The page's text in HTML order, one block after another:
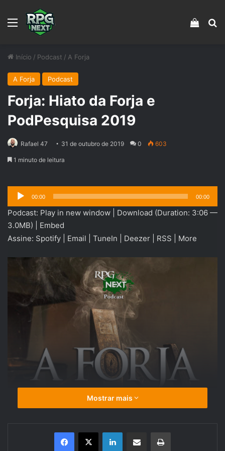
Menu Veja
Início / Podcast / A Forja
A Forja Podcast
Forja: Hiato da Forja e
PodPesquisa 2019
Rafael 47 31 de outubro de 2019 0 603
1 minuto de leitura
Tocador
de
áudio
00:00 00:00
Podcast: Play in new window Download (Duration: 3:06 —
3.0MB) | Embed
Assine: Spotify Email TuneIn Deezer RSS More
Mostrar mais
Linkedin Compartilhar via e-mail Imprimir